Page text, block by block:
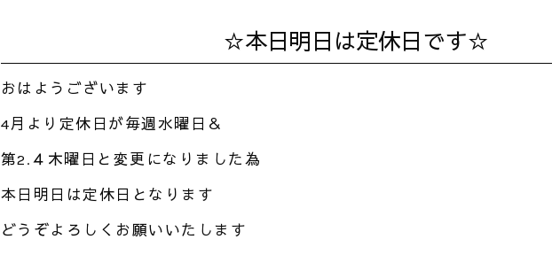
☆本日明日は定休日です☆
おはようございます
4月より定休日が毎週水曜日＆
第2.４木曜日と変更になりました為
本日明日は定休日となります
どうぞよろしくお願いいたします